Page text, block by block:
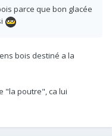
parce que bon glacée
bois destiné a la
"la poutre", ca lui